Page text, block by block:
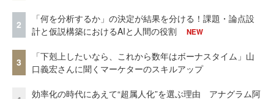
2
「何を分析するか」の決定が結果を分ける！課題・論点設
計と仮説構築におけるAIと人間の役割
NEW
3
「下剋上したいなら、これから数年はボーナスタイム」山
口義宏さんに聞くマーケターのスキルアップ
効率化の時代にあえて“超属人化”を選ぶ理由 アナグラム阿